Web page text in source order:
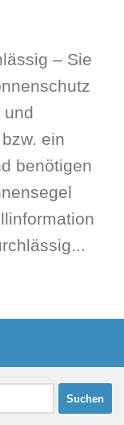
– Sie
und
ein
benötigen